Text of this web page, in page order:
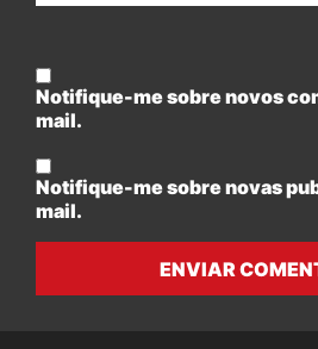
Notifique-me sobre novos
mail.
Notifique-me sobre novas
mail.
ENVIAR